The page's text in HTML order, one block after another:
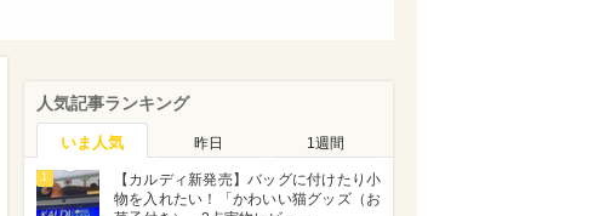
人気記事ランキング
いま人気 昨日 1週間
1
【カルディ新発売】バッグに付けたり小
物を入れたい！「かわいい猫グッズ（お